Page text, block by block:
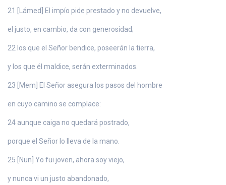
21 [Lámed] El impío pide prestado y no devuelve,
el justo, en cambio, da con generosidad;
22 los que el Señor bendice, poseerán la tierra,
y los que él maldice, serán exterminados.
23 [Mem] El Señor asegura los pasos del hombre
en cuyo camino se complace:
24 aunque caiga no quedará postrado,
porque el Señor lo lleva de la mano.
25 [Nun] Yo fui joven, ahora soy viejo,
y nunca vi un justo abandonado,